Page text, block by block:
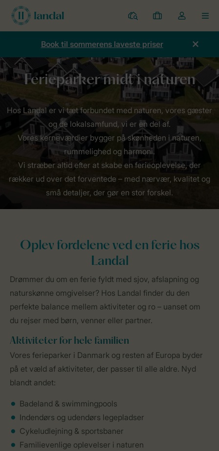
Parker
Mine
bookinger
Toggle
the
dropdown
Book til sommerens laveste priser
Forside Om Landal
Hos Landal er vi tæt forbundet med naturen, vores gæster
og de lokalsamfund, vi er en del af.
Vores kerneværdier bygger på skønheden i naturen,
rummelighed og harmoni.
Vi stræber altid efter at skabe en ferieoplevelse, der
rækker ud over det forventede – med nærvær, kvalitet og
små detaljer, der gør en stor forskel.
Oplev fordelene ved en ferie hos
Landal
Drømmer du om en ferie fyldt med sjov, afslapning og
naturskønne omgivelser? Hos Landal finder du den
perfekte balance mellem aktiviteter og ro – uanset om
du rejser med børn, venner eller partner.
Aktiviteter for hele familien
Vores ferieparker i Danmark og resten af Europa byder
på et væld af aktiviteter, der passer til alle aldre. Nyd
blandt andet:
Badeland & swimmingpools
Indendørs og udendørs legepladser
Cykeludlejning & sportsbaner
Familievenlige oplevelser i naturen